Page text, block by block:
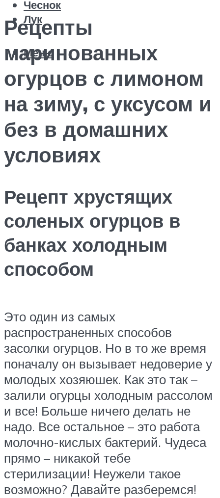
Чеснок
Лук
Меню
Рецепты
маринованных
огурцов с лимоном
на зиму, с уксусом и
без в домашних
условиях
Рецепт хрустящих
соленых огурцов в
банках холодным
способом
Это один из самых
распространенных способов
засолки огурцов. Но в то же время
поначалу он вызывает недоверие у
молодых хозяюшек. Как это так –
залили огурцы холодным рассолом
и все! Больше ничего делать не
надо. Все остальное – это работа
молочно-кислых бактерий. Чудеса
прямо – никакой тебе
стерилизации! Неужели такое
возможно? Давайте разберемся!